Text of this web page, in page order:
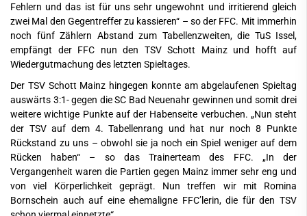
Fehlern und das ist für uns sehr ungewohnt und irritierend gleich
zwei Mal den Gegentreffer zu kassieren“ – so der FFC. Mit immerhin
noch fünf Zählern Abstand zum Tabellenzweiten, die TuS Issel,
empfängt der FFC nun den TSV Schott Mainz und hofft auf
Wiedergutmachung des letzten Spieltages.
Der TSV Schott Mainz hingegen konnte am abgelaufenen Spieltag
auswärts 3:1- gegen die SC Bad Neuenahr gewinnen und somit drei
weitere wichtige Punkte auf der Habenseite verbuchen. „Nun steht
der TSV auf dem 4. Tabellenrang und hat nur noch 8 Punkte
Rückstand zu uns – obwohl sie ja noch ein Spiel weniger auf dem
Rücken haben“ – so das Trainerteam des FFC. „In der
Vergangenheit waren die Partien gegen Mainz immer sehr eng und
von viel Körperlichkeit geprägt. Nun treffen wir mit Romina
Bornschein auch auf eine ehemaligne FFC’lerin, die für den TSV